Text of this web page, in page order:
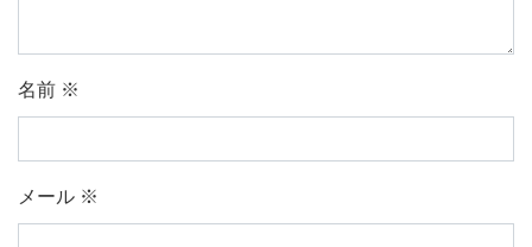
名前 ※
メール ※